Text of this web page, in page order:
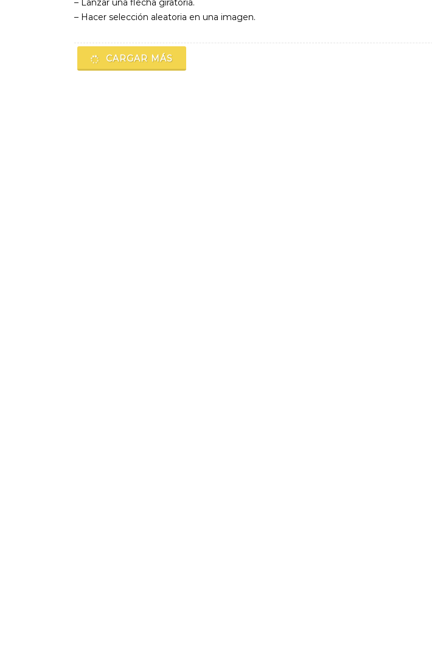
– Lanzar una flecha giratoria.
– Hacer selección aleatoria en una imagen.
CARGAR MÁS